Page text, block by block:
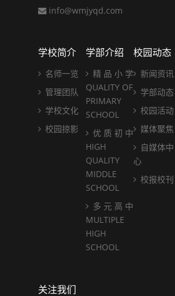
info@wmjyqd.com
学校简介
名师一览
管理团队
学校文化
校园掠影
学部介绍
精 品 小 学
QUALITY OF
PRIMARY
SCHOOL
优 质 初 中
HIGH
QUALITY
MIDDLE
SCHOOL
多 元 高 中
MULTIPLE
HIGH
SCHOOL
校园动态
新闻资讯
学部动态
校园活动
媒体聚焦
自媒体中
心
校报校刊
关注我们